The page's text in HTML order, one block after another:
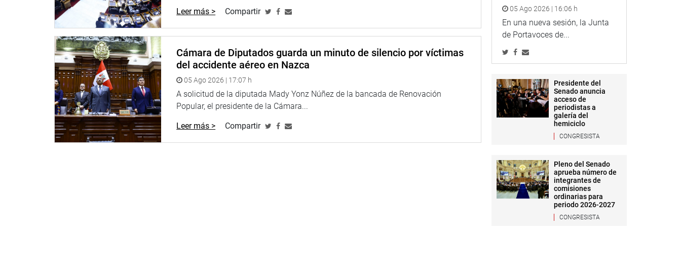
Leer más > Compartir
Cámara de Diputados guarda un minuto de silencio por víctimas
del accidente aéreo en Nazca
05 Ago 2026 | 17:07 h
A solicitud de la diputada Mady Yonz Núñez de la bancada de Renovación
Popular, el presidente de la Cámara...
Leer más > Compartir
05 Ago 2026 | 16:06 h
En una nueva sesión, la Junta
de Portavoces de...
Presidente del
Senado anuncia
acceso de
periodistas a
galería del
hemiciclo
CONGRESISTA
Pleno del Senado
aprueba número de
integrantes de
comisiones
ordinarias para
periodo 2026-2027
CONGRESISTA